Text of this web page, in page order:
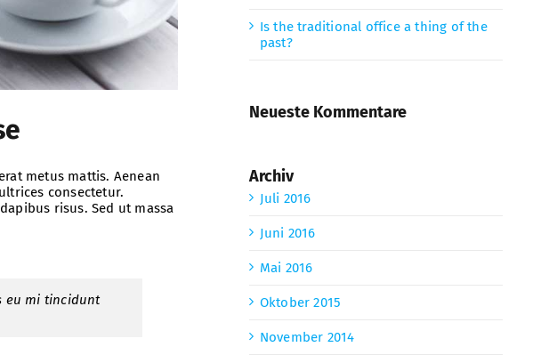
metus mattis. Aenean
consectetur.
risus. Sed ut massa
eu mi tincidunt
Is the traditional office a thing of the
past?
Neueste Kommentare
Archiv
Juli 2016
Juni 2016
Mai 2016
Oktober 2015
November 2014